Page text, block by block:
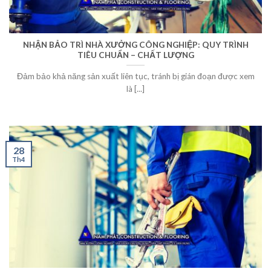
NHẬN BẢO TRÌ NHÀ XƯỞNG CÔNG NGHIỆP: QUY TRÌNH
TIÊU CHUẨN – CHẤT LƯỢNG
Đảm bảo khả năng sản xuất liên tục, tránh bị gián đoạn được xem
là [...]
28
Th4